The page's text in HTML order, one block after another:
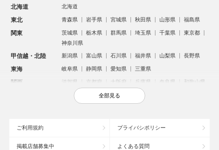
北海道 北海道
東北 青森県 岩手県 宮城県 秋田県 山形県 福島県
関東 茨城県 栃木県 群馬県 埼玉県 千葉県
東京都
神奈川県
甲信越・北陸 新潟県 富山県 石川県 福井県 山梨県 長野県
東海 岐阜県 静岡県 愛知県 三重県
関西 滋賀県 京都府 大阪府 兵庫県 奈良県 和歌山県
鳥取県 島根県 岡山県 広島県
沖縄県
全部見る
ご利用規約 プライバシポリシー
掲載店舗募集中 よくある質問